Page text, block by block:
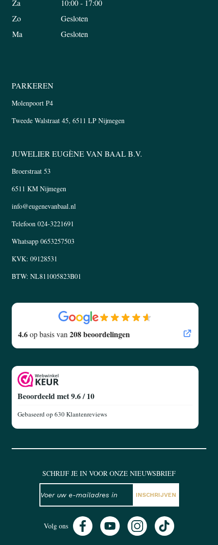
Za
10:00 - 17:00
Zo
Gesloten
Ma
Gesloten
PARKEREN
Molenpoort P4
Tweede Walstraat 45, 6511 LP Nijmegen
JUWELIER EUGÈNE VAN BAAL B.V.
Broerstraat 53
6511 KM Nijmegen
info@eugenevanbaal.nl
Telefoon 024-3221691
Whatsapp 0653257503
KVK: 09128531
BTW: NL811005823B01
4.6op basis van 208 beoordelingen
Beoordeeld met 9.6 / 10
Gebaseerd op 630 Klantenreviews
SCHRIJF JE IN VOOR ONZE NIEUWSBRIEF
INSCHRIJVEN
Volg ons